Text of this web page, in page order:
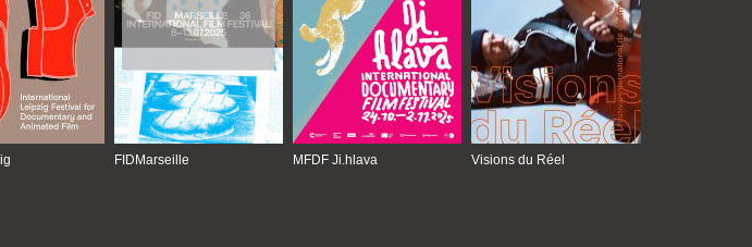
FIDMarseille MFDF Ji.hlava Visions du Réel